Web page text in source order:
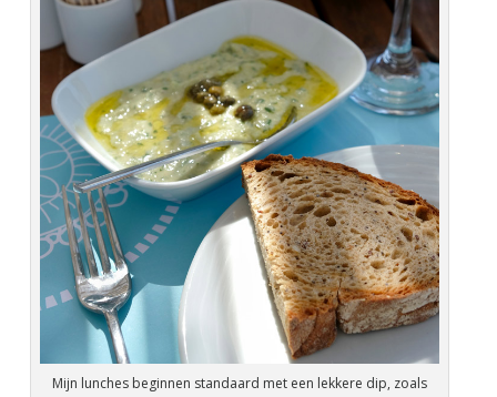
Mijn lunches beginnen standaard met een lekkere dip, zoals